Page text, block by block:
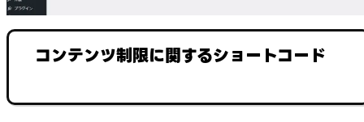
コンテンツ制限に関するショートコード